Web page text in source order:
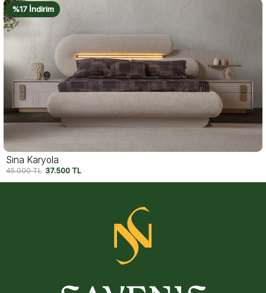
%17 İndirim
Nova Karyola
42.790TL 35.650 TL